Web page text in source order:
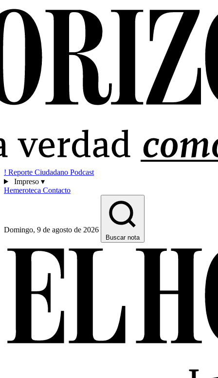
! Reporte Ciudadano Podcast
Impreso ▾
Hemeroteca Contacto
Domingo, 9 de agosto de 2026
Buscar nota